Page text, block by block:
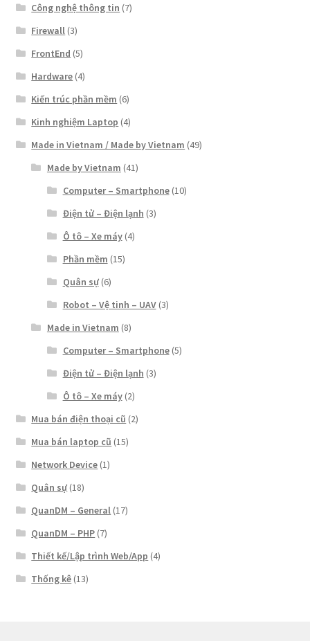
Công nghệ thông tin (7)
Firewall (3)
FrontEnd (5)
Hardware (4)
Kiến trúc phần mềm (6)
Kinh nghiệm Laptop (4)
Made in Vietnam / Made by Vietnam (49)
Made by Vietnam (41)
Computer – Smartphone(10)
Điện tử – Điện lạnh (3)
Ô tô – Xe máy(4)
Phần mềm (15)
Quân sự(6)
Robot – Vệ tinh – UAV(3)
Made in Vietnam (8)
Computer – Smartphone(5)
Điện tử – Điện lạnh (3)
Ô tô – Xe máy(2)
Mua bán điện thoại cũ (2)
Mua bán laptop cũ (15)
Network Device (1)
Quân sự (18)
QuanDM – General (17)
QuanDM – PHP (7)
Thiết kế/Lập trình Web/App (4)
Thống kê (13)